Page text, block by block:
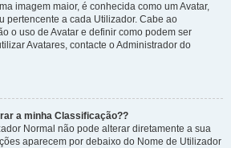
imagem maior, é conhecida como um Avatar,
pertencente a cada Utilizador. Cabe ao
o uso de Avatar e definir como podem ser
Avatares, contacte o Administrador do
a minha Classificação??
Normal não pode alterar diretamente a sua
aparecem por debaixo do Nome de Utilizador